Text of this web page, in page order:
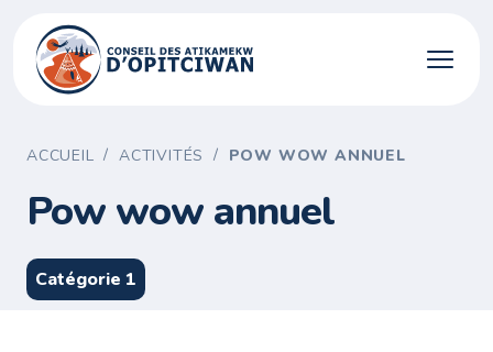
ACCUEIL / ACTIVITÉS / POW WOW ANNUEL
Pow wow annuel
Catégorie 1